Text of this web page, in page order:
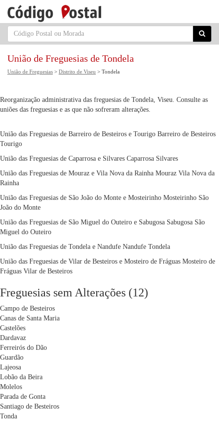
União de Freguesias de Tondela
União de Freguesias > Distrito de Viseu > Tondela
Reorganização administrativa das freguesias de Tondela, Viseu. Consulte as
uniões das freguesias e as que não sofreram alterações.
União das Freguesias de Barreiro de Besteiros e Tourigo Barreiro de Besteiros
Tourigo
União das Freguesias de Caparrosa e Silvares Caparrosa Silvares
União das Freguesias de Mouraz e Vila Nova da Rainha Mouraz Vila Nova da
Rainha
União das Freguesias de São João do Monte e Mosteirinho Mosteirinho São
João do Monte
União das Freguesias de São Miguel do Outeiro e Sabugosa Sabugosa São
Miguel do Outeiro
União das Freguesias de Tondela e Nandufe Nandufe Tondela
União das Freguesias de Vilar de Besteiros e Mosteiro de Fráguas Mosteiro de
Fráguas Vilar de Besteiros
Freguesias sem Alterações (12)
Campo de Besteiros
Canas de Santa Maria
Castelões
Dardavaz
Ferreirós do Dão
Guardão
Lajeosa
Lobão da Beira
Molelos
Parada de Gonta
Santiago de Besteiros
Tonda